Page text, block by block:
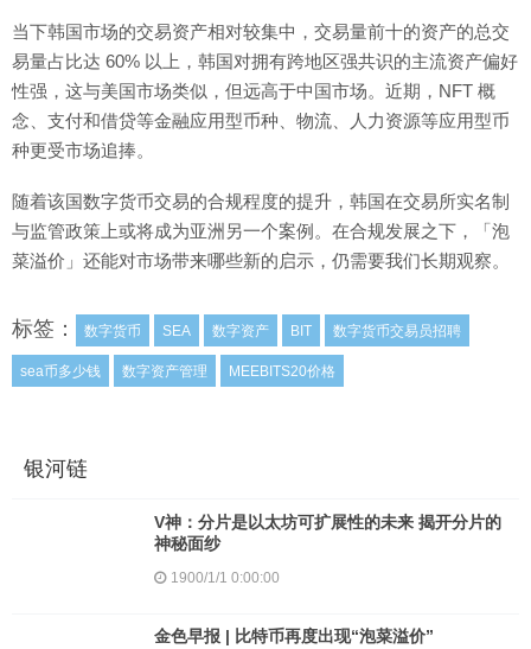
当下韩国市场的交易资产相对较集中，交易量前十的资产的总交
易量占比达 60% 以上，韩国对拥有跨地区强共识的主流资产偏好
性强，这与美国市场类似，但远高于中国市场。近期，NFT 概
念、支付和借贷等金融应用型币种、物流、人力资源等应用型币
种更受市场追捧。
随着该国数字货币交易的合规程度的提升，韩国在交易所实名制
与监管政策上或将成为亚洲另一个案例。在合规发展之下，「泡
菜溢价」还能对市场带来哪些新的启示，仍需要我们长期观察。
标签： 数字货币 SEA 数字资产 BIT 数字货币交易员招聘
sea币多少钱 数字资产管理 MEEBITS20价格
银河链
V神：分片是以太坊可扩展性的未来 揭开分片的
神秘面纱
1900/1/1 0:00:00
金色早报 | 比特币再度出现“泡菜溢价”